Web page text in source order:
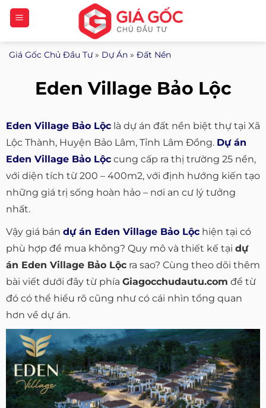
Bỏ
qua
nội
dung
Giá Gốc Chủ Đầu Tư» Dự Án » Đất Nền
Eden Village Bảo Lộc
Eden Village Bảo Lộc là dự án đất nền biệt thự tại Xã
Lộc Thành, Huyện Bảo Lâm, Tỉnh Lâm Đồng. Dự án
Eden Village Bảo Lộc cung cấp ra thị trường 25 nền,
với diện tích từ 200 – 400m2, với định hướng kiến tạo
những giá trị sống hoàn hảo – nơi an cư lý tưởng
nhất.
Vậy giá bán dự án Eden Village Bảo Lộc hiện tại có
phù hợp để mua không? Quy mô và thiết kế tại dự
án Eden Village Bảo Lộc ra sao? Cùng theo dõi thêm
bài viết dưới đây từ phía Giagocchudautu.com để từ
đó có thể hiểu rõ cũng như có cái nhìn tổng quan
hơn về dự án.